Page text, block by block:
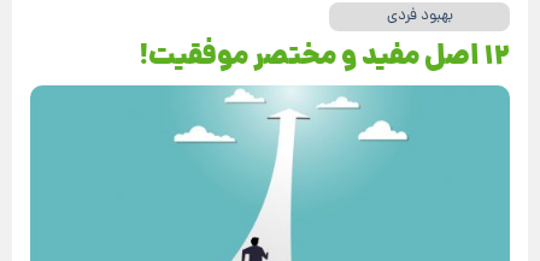
بهبود فردی
12 اصل مفيد و مختصر موفقيت!